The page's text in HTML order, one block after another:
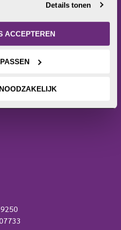
toestemming ook altijd wijzigen
of intrekken. Meer uitleg vind je in onze
Details tonen
ACCEPTEREN